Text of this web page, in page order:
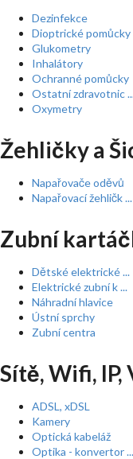
Dezinfekce
Dioptrické pomůcky
Glukometry
Inhalátory
Ochranné pomůcky
Ostatní zdravotnic
Oxymetry
Žehličky a
Napařovače oděvů
Napařovací žehličk ...
Zubní
Dětské elektrické ...
Elektrické zubní k ...
Náhradní hlavice
Ústní sprchy
Zubní centra
Sítě, Wifi, IP,
ADSL, xDSL
Kamery
Optická kabeláž
Optika - konvertor ...